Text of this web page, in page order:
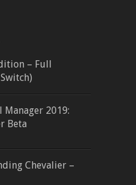
– Full
Manager 2019:
Beta
Chevalier –